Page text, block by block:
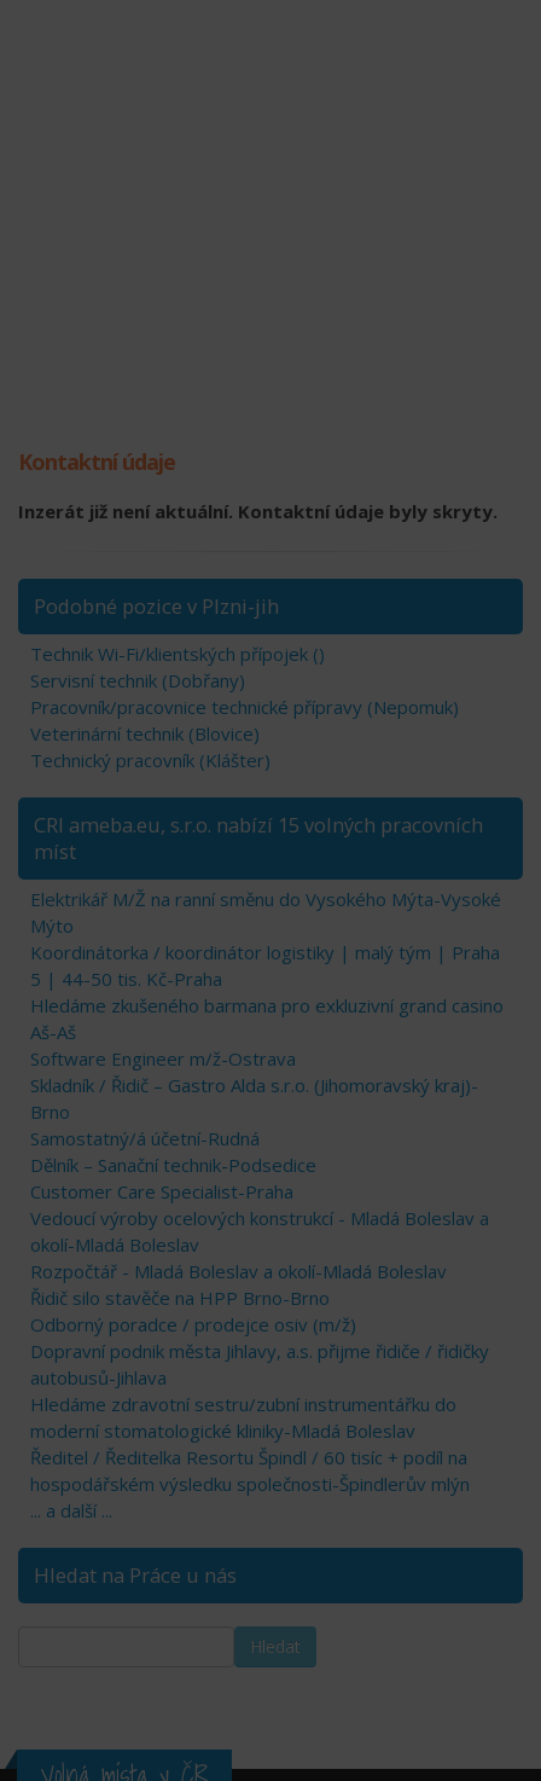
Kontaktní údaje
Inzerát již není aktuální. Kontaktní údaje byly skryty.
Podobné pozice v Plzni-jih
Technik Wi-Fi/klientských přípojek ()
Servisní technik (Dobřany)
Pracovník/pracovnice technické přípravy (Nepomuk)
Veterinární technik (Blovice)
Technický pracovník (Klášter)
CRI ameba.eu, s.r.o. nabízí 15 volných pracovních
míst
Elektrikář M/Ž na ranní směnu do Vysokého Mýta-Vysoké
Mýto
Koordinátorka / koordinátor logistiky | malý tým | Praha
5 | 44-50 tis. Kč-Praha
Hledáme zkušeného barmana pro exkluzivní grand casino
Aš-Aš
Software Engineer m/ž-Ostrava
Skladník / Řidič – Gastro Alda s.r.o. (Jihomoravský kraj)-
Brno
Samostatný/á účetní-Rudná
Dělník – Sanační technik-Podsedice
Customer Care Specialist-Praha
Vedoucí výroby ocelových konstrukcí - Mladá Boleslav a
okolí-Mladá Boleslav
Rozpočtář - Mladá Boleslav a okolí-Mladá Boleslav
Řidič silo stavěče na HPP Brno-Brno
Odborný poradce / prodejce osiv (m/ž)
Dopravní podnik města Jihlavy, a.s. přijme řidiče / řidičky
autobusů-Jihlava
Hledáme zdravotní sestru/zubní instrumentářku do
moderní stomatologické kliniky-Mladá Boleslav
Ředitel / Ředitelka Resortu Špindl / 60 tisíc + podíl na
hospodářském výsledku společnosti-Špindlerův mlýn
... a další ...
Hledat na Práce u nás